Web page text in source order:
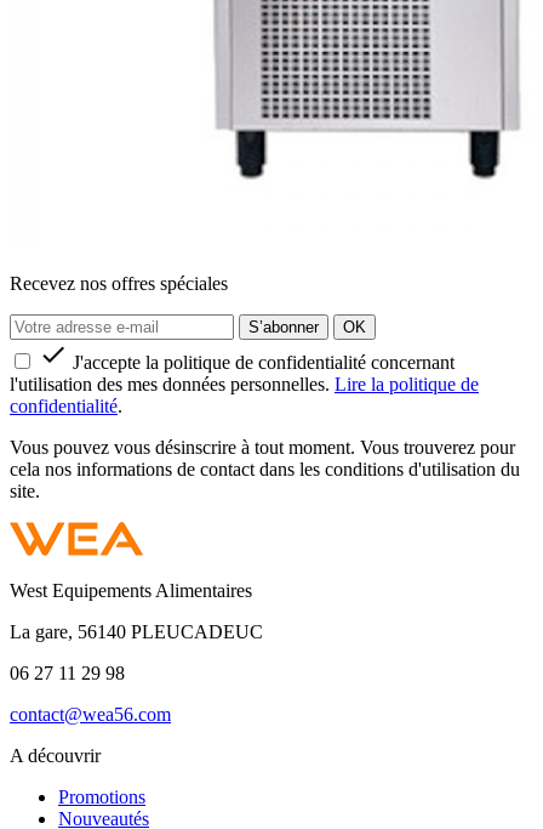
Recevez nos offres spéciales
 J'accepte la politique de confidentialité concernant
l'utilisation des mes données personnelles. Lire la politique de
confidentialité.
Vous pouvez vous désinscrire à tout moment. Vous trouverez pour
cela nos informations de contact dans les conditions d'utilisation du
site.
West Equipements Alimentaires
La gare, 56140 PLEUCADEUC
06 27 11 29 98
contact@wea56.com
A découvrir
Promotions
Nouveautés